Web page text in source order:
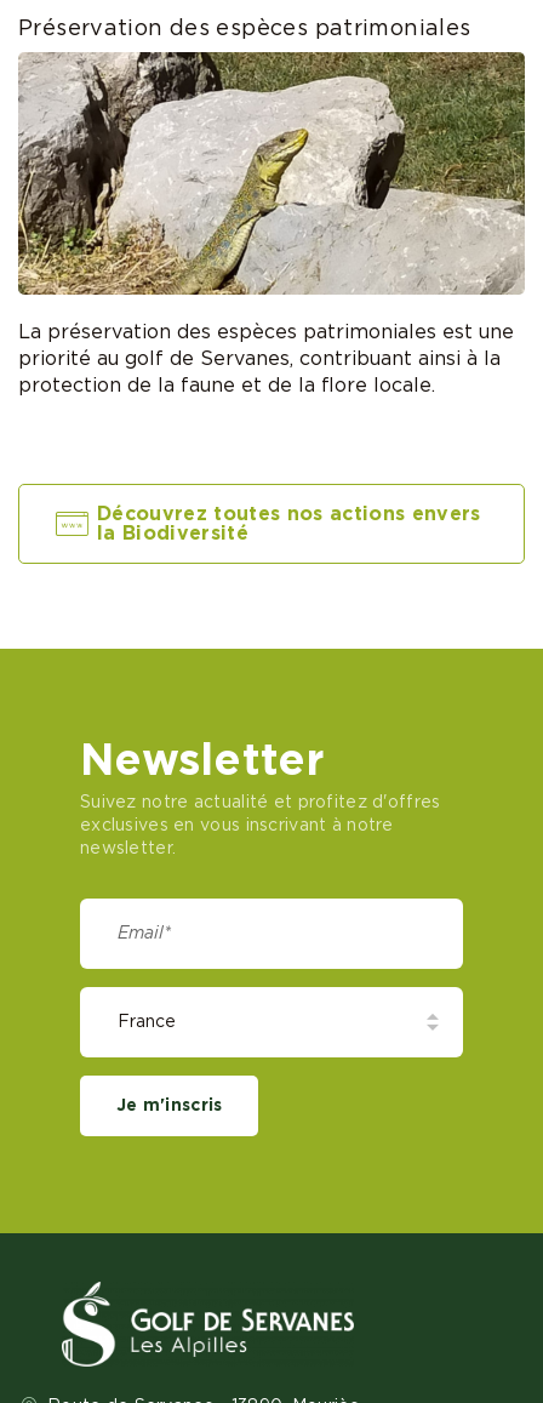
Préservation des espèces patrimoniales
La préservation des espèces patrimoniales est une
priorité au golf de Servanes, contribuant ainsi à la
protection de la faune et de la flore locale.
Découvrez toutes nos actions envers
la Biodiversité
Newsletter
Suivez notre actualité et profitez d'offres
exclusives en vous inscrivant à notre
newsletter.
Je m'inscris